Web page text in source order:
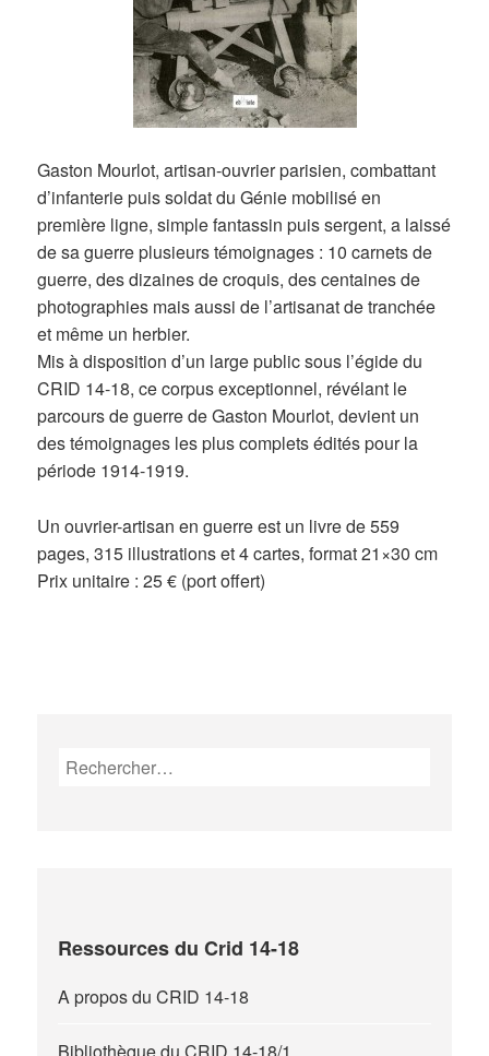
Gaston Mourlot, artisan-ouvrier parisien, combattant
d’infanterie puis soldat du Génie mobilisé en
première ligne, simple fantassin puis sergent, a laissé
de sa guerre plusieurs témoignages : 10 carnets de
guerre, des dizaines de croquis, des centaines de
photographies mais aussi de l’artisanat de tranchée
et même un herbier.
Mis à disposition d’un large public sous l’égide du
CRID 14-18, ce corpus exceptionnel, révélant le
parcours de guerre de Gaston Mourlot, devient un
des témoignages les plus complets édités pour la
période 1914-1919.
Un ouvrier-artisan en guerre est un livre de 559
pages, 315 illustrations et 4 cartes, format 21×30 cm
Prix unitaire : 25 € (port offert)
Rechercher :
Ressources du Crid 14-18
A propos du CRID 14-18